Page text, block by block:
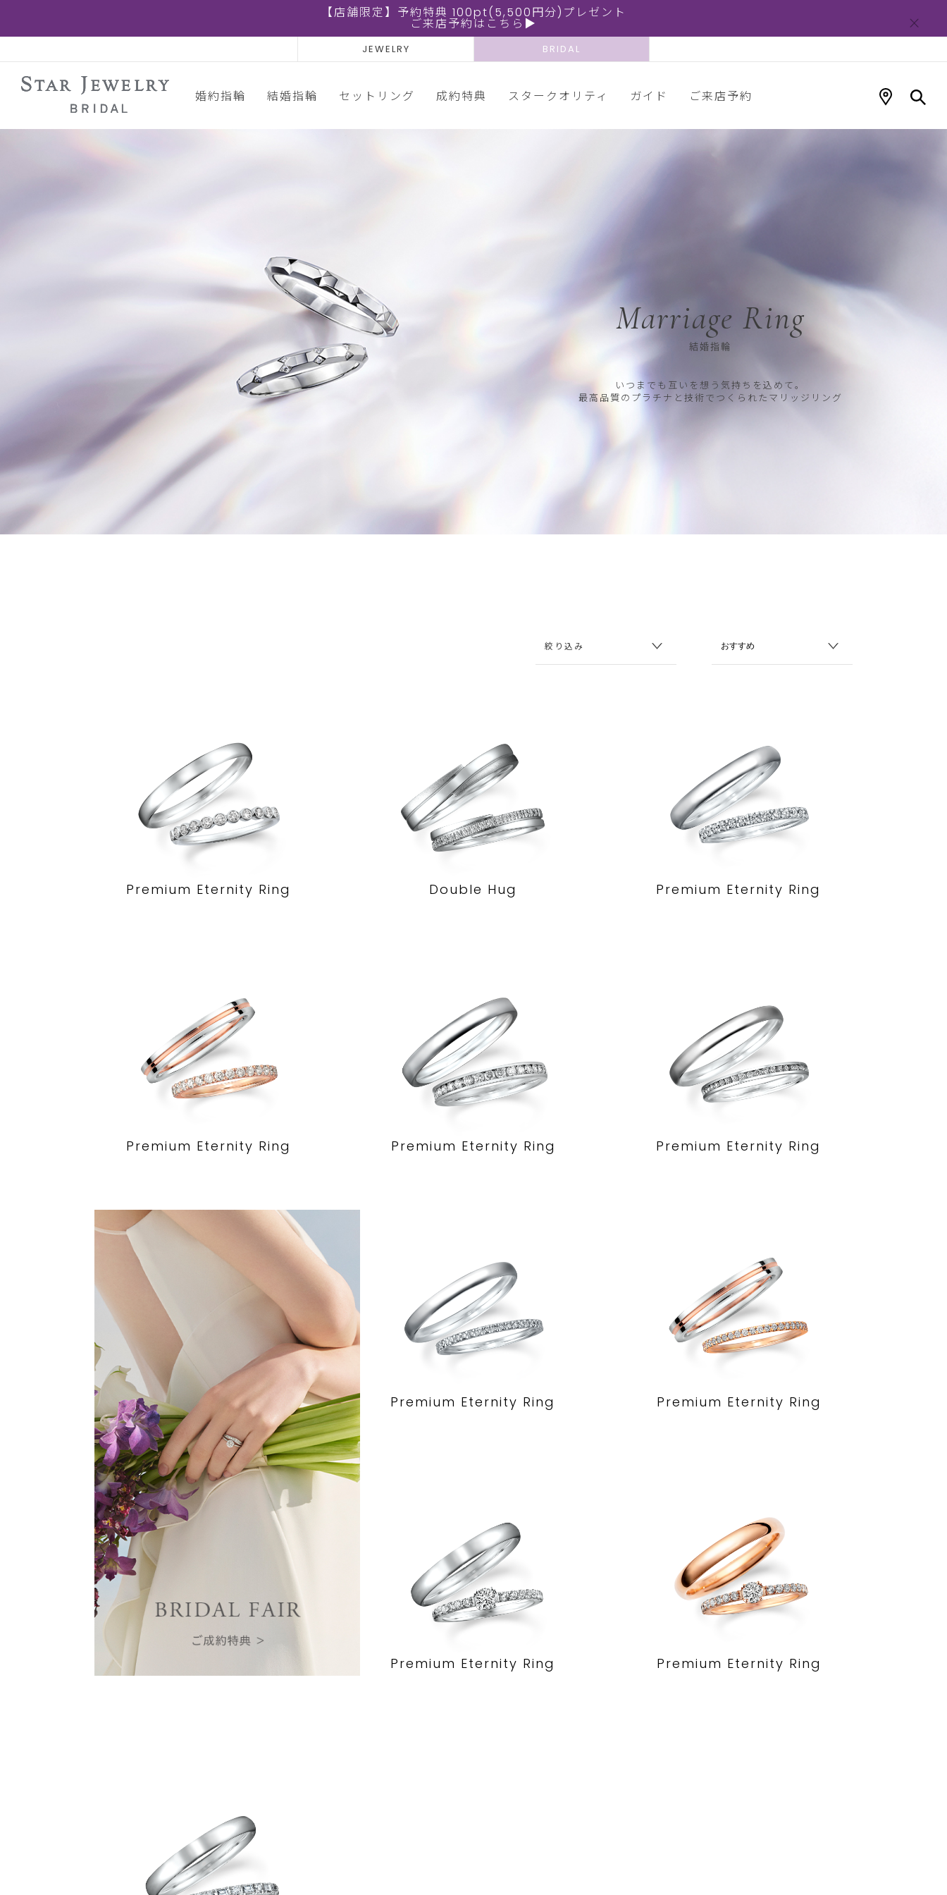
【店舗限定】予約特典 100pt(5,500円分)プレゼント
ご来店予約はこちら▶
JEWELRY BRIDAL
婚約指輪 結婚指輪 セットリング 成約特典 スタークオリティ ガイド ご来店予約
Marriage Ring
結婚指輪
いつまでも互いを想う気持ちを込めて。
最高品質のプラチナと技術でつくられたマリッジリング
絞り込み
Premium Eternity Ring Double Hug Premium Eternity Ring
Premium Eternity Ring Premium Eternity Ring Premium Eternity Ring
Premium Eternity Ring Premium Eternity Ring
Premium Eternity Ring Premium Eternity Ring